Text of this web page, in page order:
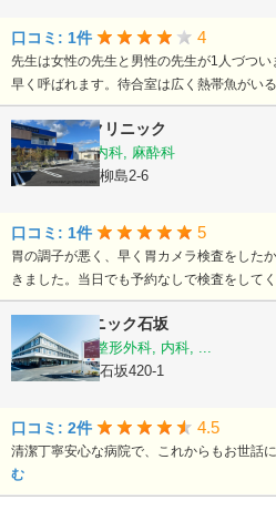
口コミ: 1件 4
先生は女性の先生と男性の先生が1人づつ
早く呼ばれます。待合室は広く熱帯魚がい
Tomohikoクリニック
外科, 消化器内科, 麻酔科
静岡県富士市柳島2-6
口コミ: 1件 5
胃の調子が悪く、早く胃カメラ検査をした
きました。当日でも予約なしで検査をして
ももはクリニック石坂
脳神経外科, 整形外科, 内科, ...
静岡県富士市石坂420-1
口コミ: 2件 4.5
清潔丁寧安心な病院で、これからもお世話
む